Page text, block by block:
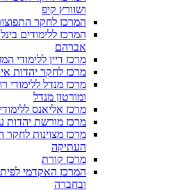
ושוורץ קיפ
המרכז לחקר
המרכז ללימודים
אברהם
מרכז דיין ללימודי
מרכז לחקר יהדות
מרכז מנדל ללימודי
ומורטון מנדל
מרכז אליאנס
מרכז מורשת יהדות
מרכז מצוינות לחקר
העתיקה
מרכז קורת
המרכז האקדמי
ובחברה